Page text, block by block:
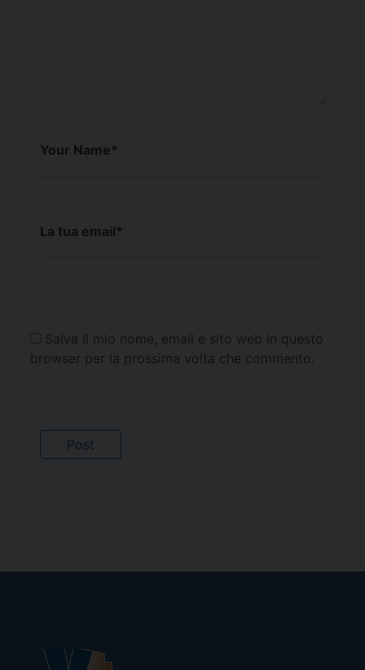
Your Name*
La tua email*
Salva il mio nome, email e sito web in questo
browser per la prossima volta che commento.